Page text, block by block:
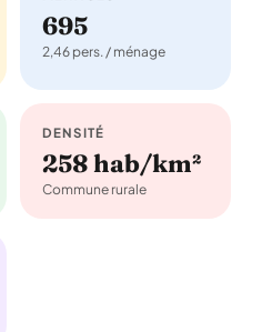
695
2,46 pers. / ménage
DENSITÉ
258 hab/km²
Commune rurale